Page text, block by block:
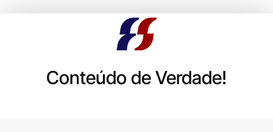
Conteúdo de Verdade!